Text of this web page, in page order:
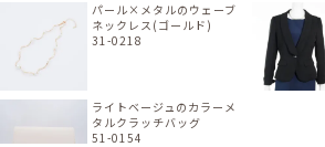
パール×メタルのウェーブ
ネックレス(ゴールド)
31-0218
ライトベージュのカラーメ
タルクラッチバッグ
51-0154